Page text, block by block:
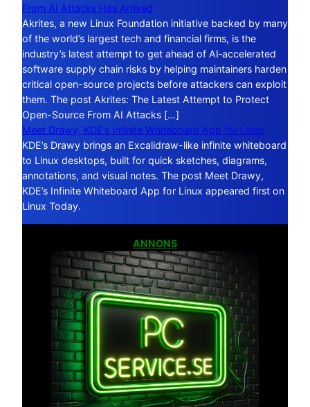
From AI Attacks Has Arrived
Akrites, a new Linux Foundation initiative backed by many
of the world’s largest tech and financial firms, is the
industry’s latest attempt to get ahead of AI‑accelerated
software supply chain risks by helping maintainers harden
critical open-source projects before attackers can exploit
them. The post Akrites: The Latest Attempt to Protect
Open-Source From AI Attacks […]
Meet Drawy, KDE’s Infinite Whiteboard App for Linux
KDE’s Drawy brings an Excalidraw-like infinite whiteboard
to Linux desktops, built for quick sketches, diagrams,
annotations, and visual notes. The post Meet Drawy,
KDE’s Infinite Whiteboard App for Linux appeared first on
Linux Today.
ANNONS